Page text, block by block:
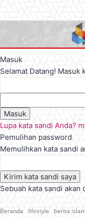
Masuk
Selamat Datang! Masuk
Lupa kata sandi Anda?
Pemulihan password
Memulihkan kata sandi
Sebuah kata sandi akan
Beranda lifestyle berita